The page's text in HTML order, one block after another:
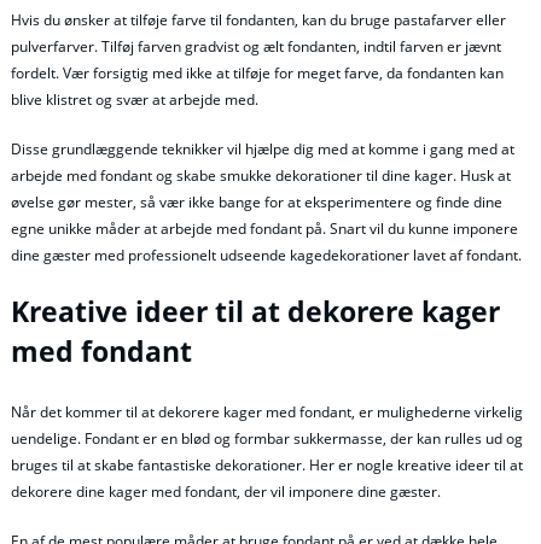
Hvis du ønsker at tilføje farve til fondanten, kan du bruge pastafarver eller
pulverfarver. Tilføj farven gradvist og ælt fondanten, indtil farven er jævnt
fordelt. Vær forsigtig med ikke at tilføje for meget farve, da fondanten kan
blive klistret og svær at arbejde med.
Disse grundlæggende teknikker vil hjælpe dig med at komme i gang med at
arbejde med fondant og skabe smukke dekorationer til dine kager. Husk at
øvelse gør mester, så vær ikke bange for at eksperimentere og finde dine
egne unikke måder at arbejde med fondant på. Snart vil du kunne imponere
dine gæster med professionelt udseende kagedekorationer lavet af fondant.
Kreative ideer til at dekorere kager
med fondant
Når det kommer til at dekorere kager med fondant, er mulighederne virkelig
uendelige. Fondant er en blød og formbar sukkermasse, der kan rulles ud og
bruges til at skabe fantastiske dekorationer. Her er nogle kreative ideer til at
dekorere dine kager med fondant, der vil imponere dine gæster.